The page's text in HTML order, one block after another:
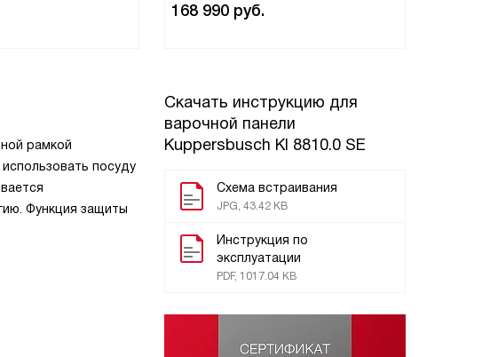
168 990 руб.
Скачать инструкцию для
варочной панели
Kuppersbusch KI 8810.0 SE
Схема встраивания
JPG, 43.42 KB
Инструкция по
эксплуатации
PDF, 1017.04 KB
рамкой
посуду
Функция защиты